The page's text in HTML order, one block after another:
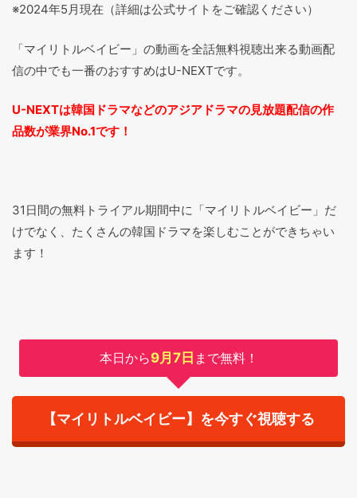
※2024年5月現在（詳細は公式サイトをご確認ください）
「マイリトルベイビー」の動画を全話無料視聴出来る動画配
信の中でも一番のおすすめはU-NEXTです。
U-NEXTは韓国ドラマなどのアジアドラマの見放題配信の作
品数が業界No.1です！
31日間の無料トライアル期間中に「マイリトルベイビー」だ
けでなく、たくさんの韓国ドラマを楽しむことができちゃい
ます！
本日から9月7日 まで無料！
【マイリトルベイビー】を今すぐ視聴する